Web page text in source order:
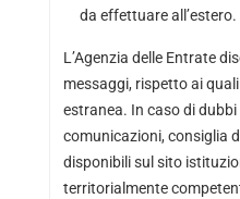
da effettuare all’estero.
L’Agenzia delle Entrate
messaggi, rispetto ai
estranea. In caso di
comunicazioni, consiglia
disponibili sul sito
territorialmente